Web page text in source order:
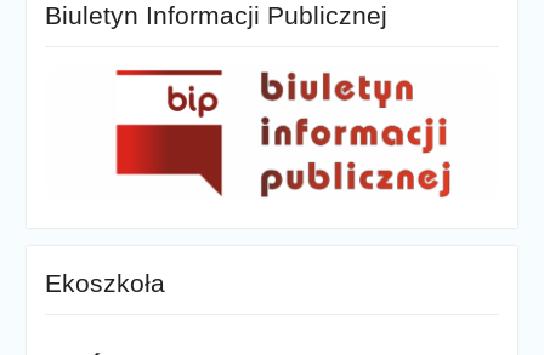
Biuletyn Informacji Publicznej
Ekoszkoła